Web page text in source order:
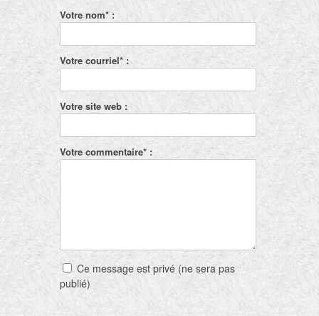
Votre nom* :
Votre courriel* :
Votre site web :
Votre commentaire* :
Ce message est privé (ne sera pas
publié)